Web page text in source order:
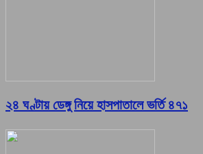
২৪ ঘণ্টায় ডেঙ্গু নিয়ে হাসপাতালে ভর্তি ৪৭১